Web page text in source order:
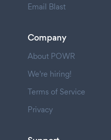
Email Blast
Company
About POWR
We're hiring!
Terms of Service
Privacy